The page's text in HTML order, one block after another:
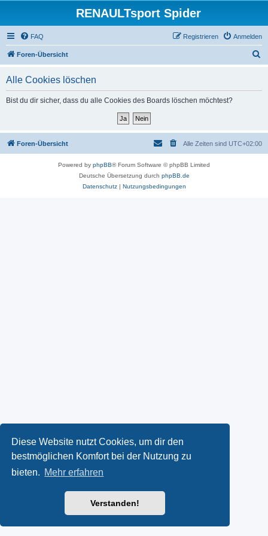
Diese Website nutzt Cookies, um dir den
bestmöglichen Komfort bei der Nutzung zu
bieten. Mehr erfahren
Verstanden!
RENAULTsport Spider
FAQ Anmelden
Registrieren
Foren-Übersicht
Alle Cookies löschen
Bist du dir sicher, dass du alle Cookies des Boards löschen möchtest?
Foren-Übersicht Alle Zeiten sind UTC+02:00
Powered by phpBB® Forum Software © phpBB Limited
Deutsche Übersetzung durch phpBB.de
Datenschutz| Nutzungsbedingungen